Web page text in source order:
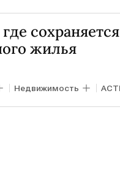
жилья
Недвижимость